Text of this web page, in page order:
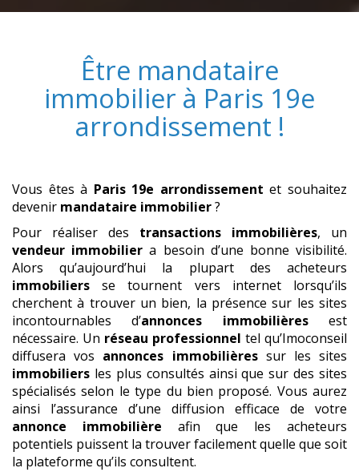
Être mandataire
immobilier à Paris 19e
arrondissement !
Vous êtes à Paris 19e arrondissement et souhaitez
devenir mandataire immobilier?
Pour réaliser des transactions immobilières, un
vendeur immobilier a besoin d’une bonne visibilité.
Alors qu’aujourd’hui la plupart des acheteurs
immobiliers se tournent vers internet lorsqu’ils
cherchent à trouver un bien, la présence sur les sites
incontournables d’annonces immobilièresest
nécessaire. Un réseau professionnel tel qu’Imoconseil
diffusera vos annonces immobilièressur les sites
immobiliers les plus consultés ainsi que sur des sites
spécialisés selon le type du bien proposé. Vous aurez
ainsi l’assurance d’une diffusion efficace de votre
annonce immobilière afin que les acheteurs
potentiels puissent la trouver facilement quelle que soit
la plateforme qu’ils consultent.